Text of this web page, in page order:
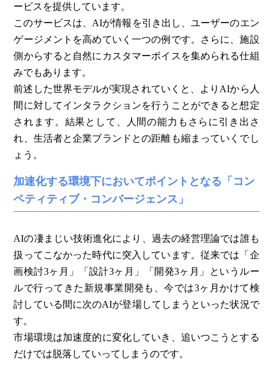
ービスを提供しています。
このサービスは、AIが情報を引き出し、ユーザーのエン
ゲージメントを高めていく一つの例です。さらに、施設
側からすると自然にカスタマーボイスを集められる仕組
みでもあります。
前述した世界モデルが実現されていくと、よりAIから人
間に対してインタラクションを行うことができると想定
されます。結果として、人間の能力もさらに引き出さ
れ、生活者と企業ブランドとの距離も縮まっていくでし
ょう。
加速化する環境下においてポイントとなる「コン
ペティティブ・コンバージェンス」
AIの凄まじい技術進化により、過去の経営理論では誰も
扱ってこなかった時代に突入しています。従来では「企
画検討3ヶ月」「設計3ヶ月」「開発3ヶ月」というルー
ルで行ってきた新規事業開発も、今では3ヶ月かけて検
討している間に次のAIが登場してしまうといった状況で
す。
市場環境は加速度的に変化していき、追いつこうとする
だけでは脱落していってしまうのです。